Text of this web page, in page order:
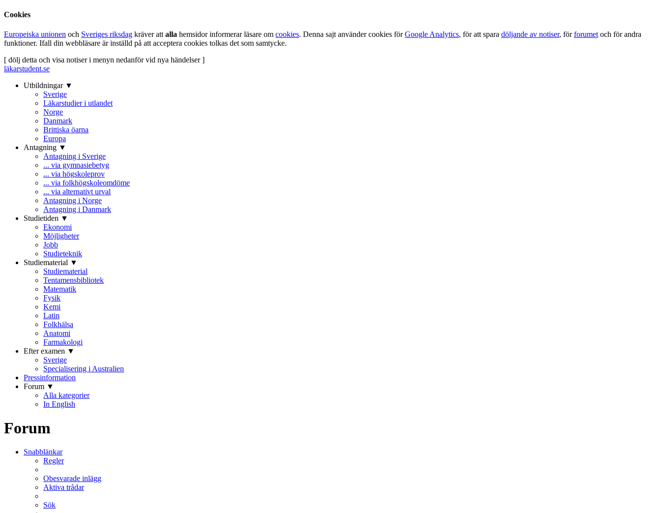
Cookies
Europeiska unionen och Sveriges riksdag kräver att alla hemsidor informerar läsare om cookies. Denna sajt använder cookies förGoogle Analytics, för att spara döljande av notiser, förforumet och för andra
funktioner. Ifall din webbläsare är inställd på att acceptera cookies tolkas det som samtycke.
[ dölj detta och visa notiser i menyn nedanför vid nya händelser ]
läkarstudent.se
Utbildningar ▼
Sverige
Läkarstudier i utlandet
Norge
Danmark
Brittiska öarna
Europa
Antagning ▼
Antagning i Sverige
... via gymnasiebetyg
... via högskoleprov
... via folkhögskoleomdöme
... via alternativt urval
Antagning i Norge
Antagning i Danmark
Studietiden ▼
Ekonomi
Möjligheter
Jobb
Studieteknik
Studiematerial ▼
Studiematerial
Tentamensbibliotek
Matematik
Fysik
Kemi
Latin
Folkhälsa
Anatomi
Farmakologi
Efter examen ▼
Sverige
Specialisering i Australien
Pressinformation
Forum ▼
Alla kategorier
In English
Forum
Snabblänkar
Regler
Obesvarade inlägg
Aktiva trådar
Sök